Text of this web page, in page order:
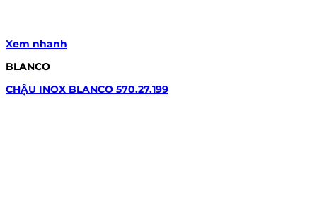
Xem nhanh
BLANCO
CHẬU INOX BLANCO 570.27.199